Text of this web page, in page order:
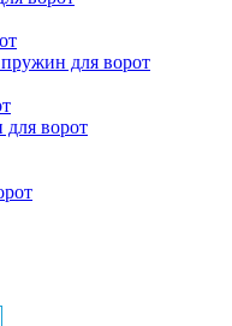
для ворот
ворот